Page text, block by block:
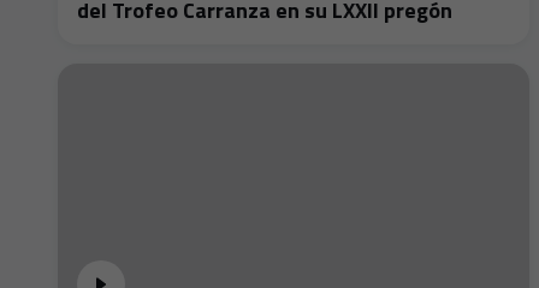
del Trofeo Carranza en su LXXII pregón